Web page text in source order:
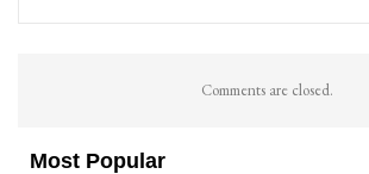
Comments are closed.
Most Popular